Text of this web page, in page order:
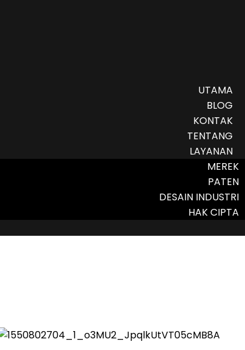
UTAMA
BLOG
KONTAK
TENTANG
LAYANAN
MEREK
PATEN
DESAIN INDUSTRI
HAK CIPTA